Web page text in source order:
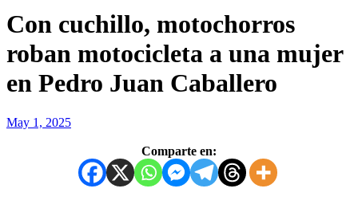
Con cuchillo, motochorros
roban motocicleta a una mujer
en Pedro Juan Caballero
May 1, 2025
Comparte en: